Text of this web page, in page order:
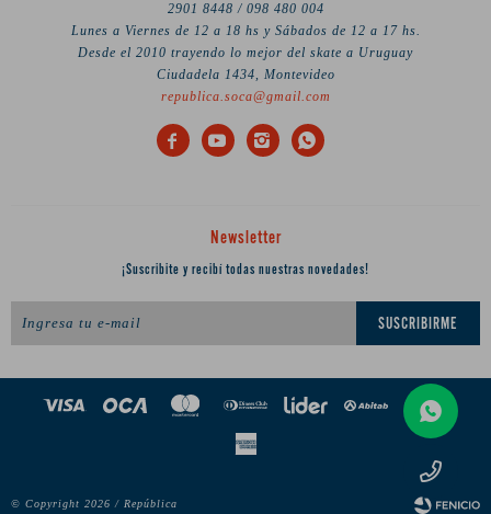
2901 8448 / 098 480 004
Lunes a Viernes de 12 a 18 hs y Sábados de 12 a 17 hs.
Desde el 2010 trayendo lo mejor del skate a Uruguay
Ciudadela 1434, Montevideo
republica.soca@gmail.com
   
Newsletter
¡Suscribite y recibí todas nuestras novedades!
SUSCRIBIRME
© Copyright 2026 / República